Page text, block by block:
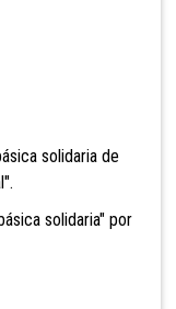
solidaria de
solidaria" por